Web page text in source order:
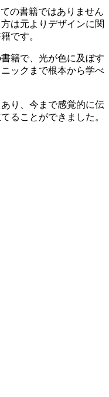
の書籍ではありません
は元よりデザインに関
です。
籍で、光が色に及ぼす
ックまで根本から学べ
り、今まで感覚的に伝
ることができました。